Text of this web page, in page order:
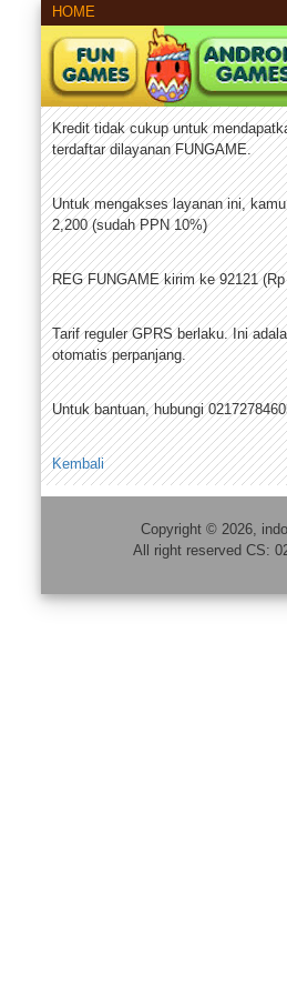
HOME
Kredit tidak cukup untuk
terdaftar dilayanan FUNGAME.
Untuk mengakses layanan ini,
2,200 (sudah PPN 10%)
REG FUNGAME kirim ke 92121
Tarif reguler GPRS berlaku. Ini
otomatis perpanjang.
Untuk bantuan, hubungi
Kembali
Copyright © 2026,
All right reserved CS: